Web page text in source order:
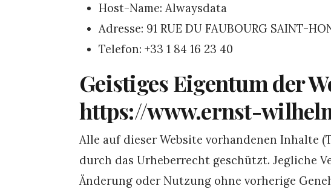
Host-Name: Alwaysdata
Adresse: 91 RUE DU FAUBOURG SAINT-
Telefon: +33 1 84 16 23 40
Geistiges Eigentum der
https://www.ernst-
Alle auf dieser Website vorhandenen Inhalte
durch das Urheberrecht geschützt. Jegliche
Änderung oder Nutzung ohne vorherige